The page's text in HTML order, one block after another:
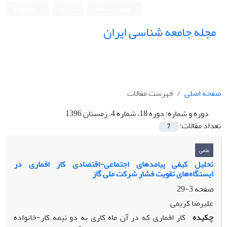
مجله جامعه شناسی ایران
صفحه اصلی
فهرست مقالات
دوره و شماره:دوره 18، شماره 4، زمستان 1396
تعداد مقالات:
7
علمی
تحلیل کیفی پیامدهای اجتماعی-اقتصادی کار اقماری در
ایستگاه‌های تقویت فشار شرکت ملی گاز
صفحه3-29
علیرضا کریمی
چکیده کار اقماری که در آن ماه کاری به دو نیمه کار-خانواده